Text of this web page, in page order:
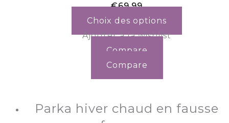
€69.99
Choix des options
Ajouter à la wishlist
Compare
Compare
Parka hiver chaud en fausse